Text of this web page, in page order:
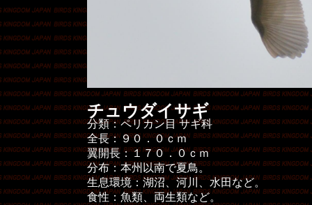
分類：ペリカン目 サギ科
全長：９０．０ｃｍ
翼開長：１７０．０ｃｍ
分布：本州以南で夏鳥。
生息環境：湖沼、河川、水田など。
食性：魚類、両生類など。
チュウダイサギ